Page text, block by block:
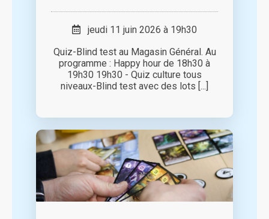
jeudi 11 juin 2026 à 19h30
Quiz-Blind test au Magasin Général. Au
programme : Happy hour de 18h30 à
19h30 19h30 - Quiz culture tous
niveaux-Blind test avec des lots [...]